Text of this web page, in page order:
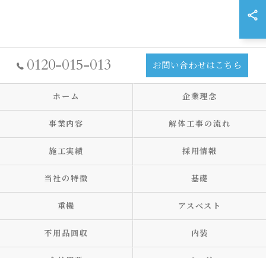
0120-015-013 お問い合わせはこちら
ホーム 企業理念
事業内容 解体工事の流れ
施工実績 採用情報
当社の特徴 基礎
重機 アスベスト
不用品回収 内装